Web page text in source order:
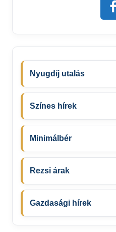
Nyugdíj utalás
Színes hírek
Minimálbér
Rezsi árak
Gazdasági hírek